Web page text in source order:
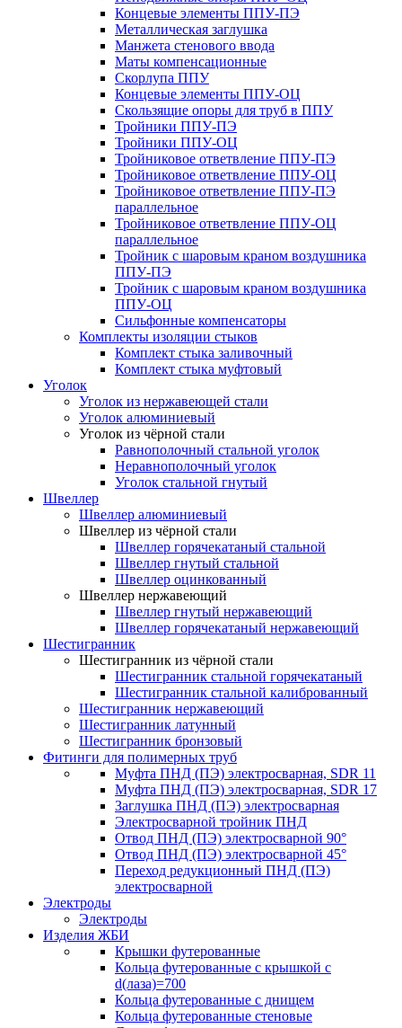
Концевые элементы ППУ-ПЭ
Металлическая заглушка
Манжета стенового ввода
Маты компенсационные
Скорлупа ППУ
Концевые элементы ППУ-ОЦ
Скользящие опоры для труб в ППУ
Тройники ППУ-ПЭ
Тройники ППУ-ОЦ
Тройниковое ответвление ППУ-ПЭ
Тройниковое ответвление ППУ-ОЦ
Тройниковое ответвление ППУ-ПЭ
параллельное
Тройниковое ответвление ППУ-ОЦ
параллельное
Тройник с шаровым краном воздушника
ППУ-ПЭ
Тройник с шаровым краном воздушника
ППУ-ОЦ
Сильфонные компенсаторы
Комплекты изоляции стыков
Комплект стыка заливочный
Комплект стыка муфтовый
Уголок
Уголок из нержавеющей стали
Уголок алюминиевый
Уголок из чёрной стали
Равнополочный стальной уголок
Неравнополочный уголок
Уголок стальной гнутый
Швеллер
Швеллер алюминиевый
Швеллер из чёрной стали
Швеллер горячекатаный стальной
Швеллер гнутый стальной
Швеллер оцинкованный
Швеллер нержавеющий
Швеллер гнутый нержавеющий
Швеллер горячекатаный нержавеющий
Шестигранник
Шестигранник из чёрной стали
Шестигранник стальной горячекатаный
Шестигранник стальной калиброванный
Шестигранник нержавеющий
Шестигранник латунный
Шестигранник бронзовый
Фитинги для полимерных труб
Муфта ПНД (ПЭ) электросварная, SDR 11
Муфта ПНД (ПЭ) электросварная, SDR 17
Заглушка ПНД (ПЭ) электросварная
Электросварной тройник ПНД
Отвод ПНД (ПЭ) электросварной 90°
Отвод ПНД (ПЭ) электросварной 45°
Переход редукционный ПНД (ПЭ)
электросварной
Электроды
Электроды
Изделия ЖБИ
Крышки футерованные
Кольца футерованные с крышкой с
d(лаза)=700
Кольца футерованные с днищем
Кольца футерованные стеновые